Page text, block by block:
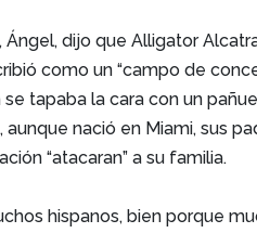
dijo que Alligator
como un “campo de
se tapaba la cara con un
nació en Miami, sus
“atacaran” a su familia.
hispanos, bien porque